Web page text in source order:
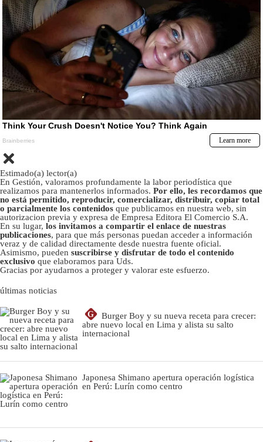
Estimado(a) lector(a)
En Gestión, valoramos profundamente la labor periodística que
realizamos para mantenerlos informados. Por ello, les recordamos que
no está permitido, reproducir, comercializar, distribuir, copiar total
o parcialmente los contenidos que publicamos en nuestra web, sin
autorizacion previa y expresa de Empresa Editora El Comercio S.A.
En su lugar, los invitamos a compartir el enlace de nuestras
publicaciones, para que más personas puedan acceder a información
veraz y de calidad directamente desde nuestra fuente oficial.
Asimismo, pueden suscribirse y disfrutar de todo el contenido
exclusivo que elaboramos para Uds.
Gracias por ayudarnos a proteger y valorar este esfuerzo.
últimas noticias
G
Burger Boy y su nueva receta para crecer:
abre nuevo local en Lima y alista su salto
internacional
Japonesa Shimano apertura operación logística
en Perú: Lurín como centro